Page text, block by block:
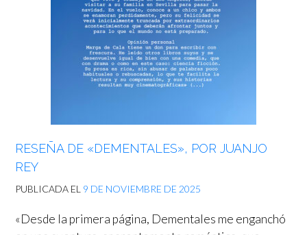
RESEÑA DE «DEMENTALES», POR JUANJO
REY
PUBLICADA EL 9 DE NOVIEMBRE DE 2025
«Desde la primera página, Dementales me enganchó